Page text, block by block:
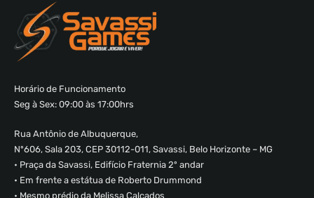
Horário de Funcionamento
Seg à Sex: 09:00 às 17:00hrs
Rua Antônio de Albuquerque,
Nº606, Sala 203, CEP 30112-011, Savassi, Belo Horizonte – MG
• Praça da Savassi, Edifício Fraternia 2º andar
• Em frente a estátua de Roberto Drummond
• Mesmo prédio da Melissa Calçados